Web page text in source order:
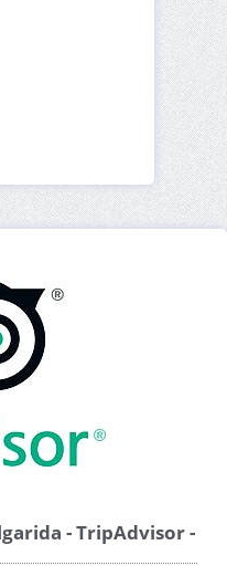
- TripAdvisor -